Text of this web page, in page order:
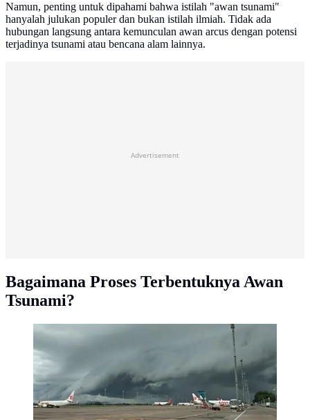
Namun, penting untuk dipahami bahwa istilah "awan tsunami"
hanyalah julukan populer dan bukan istilah ilmiah. Tidak ada
hubungan langsung antara kemunculan awan arcus dengan potensi
terjadinya tsunami atau bencana alam lainnya.
Advertisement
Bagaimana Proses Terbentuknya Awan
Tsunami?
Masyarakat Sulsel dihebohkan dengan kemunculan
awan mirip gelombang tsunami di langit Bandara
Sultan Hasanuddin (Liputan6.com/ Eka Hakim)